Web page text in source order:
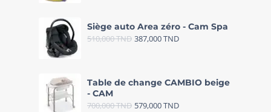
Siège auto Area zéro - Cam Spa
510,000TND 387,000TND
Table de change CAMBIO beige
- CAM
700,000TND 579,000TND